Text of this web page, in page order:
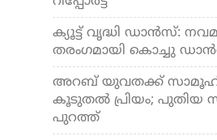
ക്യൂട്ട് വൃദ്ധി ഡാന്‍സ്:
തരംഗമായി കൊച്ചു
അറബ് യുവതക്ക്
കൂടുതല്‍ പ്രിയം; പുതിയ
പുറത്ത്